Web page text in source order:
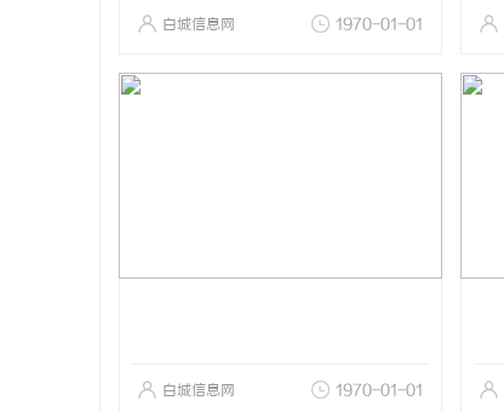
白城信息网 1970-01-01
白城信息网 1970-01-01